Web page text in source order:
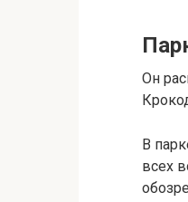
Он
В
всех